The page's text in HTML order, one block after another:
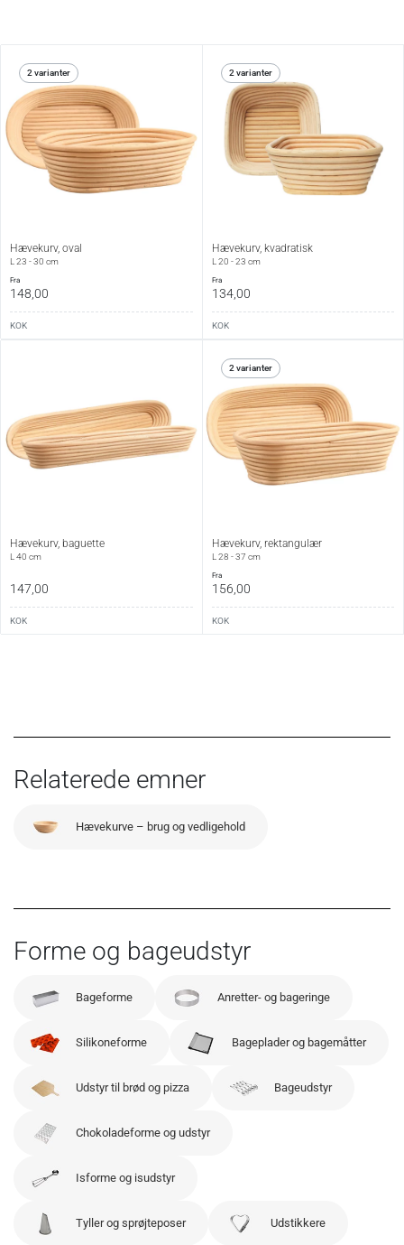
2 varianter
Hævekurv, oval
L 23 - 30 cm
fra
148,00
KOK
2 varianter
Hævekurv, kvadratisk
L 20 - 23 cm
fra
134,00
KOK
Hævekurv, baguette
L 40 cm
147,00
KOK
2 varianter
Hævekurv, rektangulær
L 28 - 37 cm
fra
156,00
KOK
Relaterede emner
Hævekurve – brug og vedligehold
Forme og bageudstyr
Bageforme Anretter- og bageringe
Silikoneforme Bageplader og bagemåtter
Udstyr til brød og pizza Bageudstyr
Chokoladeforme og udstyr
Isforme og isudstyr
Tyller og sprøjteposer Udstikkere